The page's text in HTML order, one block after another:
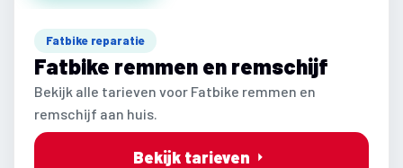
Fatbike reparatie
Fatbike remmen en remschijf
Bekijk alle tarieven voor Fatbike remmen en
remschijf aan huis.
Bekijk tarieven